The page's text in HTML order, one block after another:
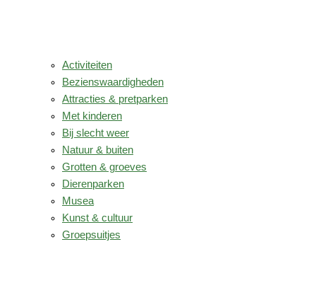
Activiteiten
Bezienswaardigheden
Attracties & pretparken
Met kinderen
Bij slecht weer
Natuur & buiten
Grotten & groeves
Dierenparken
Musea
Kunst & cultuur
Groepsuitjes